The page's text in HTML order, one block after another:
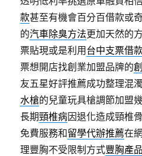
款甚至有機會百分百借款或
的汽車除臭方法更加天然的
票貼現或是利用 台中支票借
票想開店找創業加盟品牌的
友五星好評推薦成功整理混
水槍的兒童玩具槍調節加盟
長期頸椎病因退化造成頸椎
免費服務和留學代辦推薦在
理豐胸不受限制方式豐胸產品